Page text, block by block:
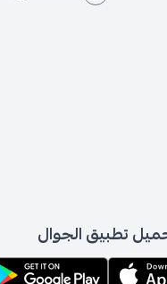
تطبيق الجوال